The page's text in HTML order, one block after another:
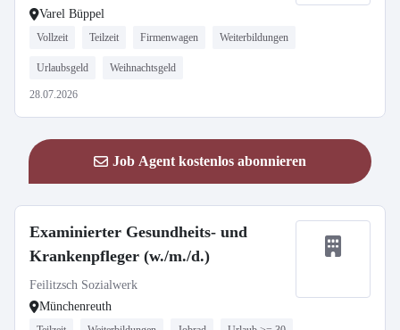
Varel Büppel
Vollzeit Teilzeit Firmenwagen Weiterbildungen
Urlaubsgeld Weihnachtsgeld
28.07.2026
Job Agent kostenlos abonnieren
Examinierter Gesundheits- und
Krankenpfleger (w./m./d.)
Feilitzsch Sozialwerk
Münchenreuth